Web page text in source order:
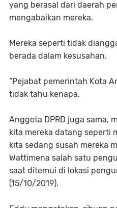
yang berasal dari daerah
mengabaikan mereka.
Mereka seperti tidak
berada dalam kesusahan.
“Pejabat pemerintah Kota
tidak tahu kenapa.
Anggota DPRD juga sama,
kita mereka datang seperti
kita sedang susah mereka
Wattimena salah satu
saat ditemui di lokasi
(15/10/2019).